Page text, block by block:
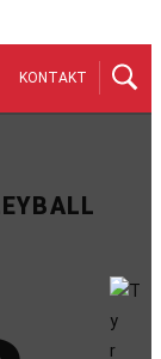
KONTAKT